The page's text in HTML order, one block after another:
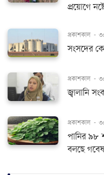
প্রয়োগে
প্রকাশকাল -
সংসদের
প্রকাশকাল -
জ্বালানি
প্রকাশকাল -
পানির ৯৮
বলছে